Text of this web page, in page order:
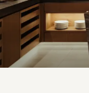
Feinste Kulinarik
Unser